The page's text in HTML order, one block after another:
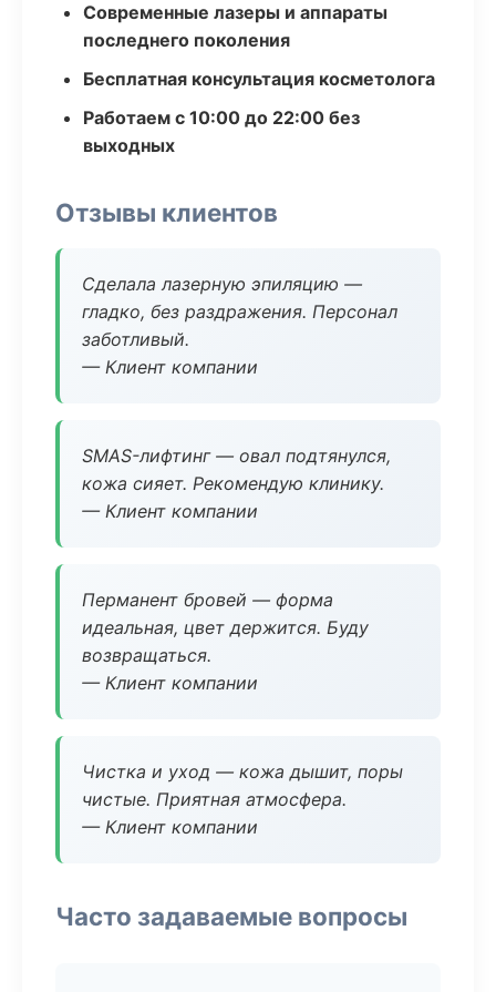
Современные лазеры и аппараты
последнего поколения
Бесплатная консультация косметолога
Работаем с 10:00 до 22:00 без
выходных
Отзывы клиентов
Сделала лазерную эпиляцию —
гладко, без раздражения. Персонал
заботливый.
— Клиент компании
SMAS-лифтинг — овал подтянулся,
кожа сияет. Рекомендую клинику.
— Клиент компании
Перманент бровей — форма
идеальная, цвет держится. Буду
возвращаться.
— Клиент компании
Чистка и уход — кожа дышит, поры
чистые. Приятная атмосфера.
— Клиент компании
Часто задаваемые вопросы